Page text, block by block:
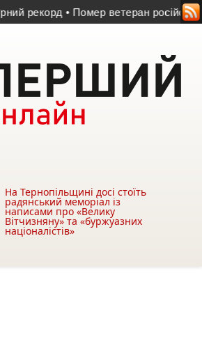
• Помер ветеран російсько-
На Тернопільщині досі стоїть
радянський меморіал із
написами про «Велику
Вітчизняну» та «буржуазних
націоналістів»